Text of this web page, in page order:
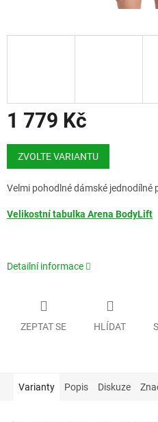
1 779 Kč
Měrná
cena:
ZVOLTE VARIANTU
Velmi pohodlné dámské jednodílné
Velikostní tabulka Arena BodyLift
Detailní informace
ZEPTAT SE HLÍDAT
Varianty Popis Diskuze